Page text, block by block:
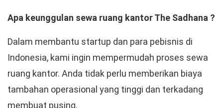
Apa keunggulan sewa ruang kantor The Sadhana ?
Dalam membantu startup dan para pebisnis di
Indonesia, kami ingin mempermudah proses sewa
ruang kantor. Anda tidak perlu memberikan biaya
tambahan operasional yang tinggi dan terkadang
membuat pusing.